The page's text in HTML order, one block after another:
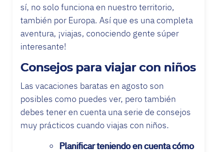
sí, no solo funciona en nuestro territorio,
también por Europa. Así que es una completa
aventura, ¡viajas, conociendo gente súper
interesante!
Consejos para viajar con niños
Las vacaciones baratas en agosto son
posibles como puedes ver, pero también
debes tener en cuenta una serie de consejos
muy prácticos cuando viajas con niños.
Planificar teniendo en cuenta cómo